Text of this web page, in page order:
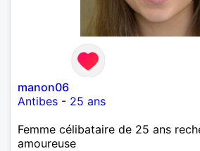
manon06
Antibes - 25 ans
Femme célibataire de 25 ans
amoureuse